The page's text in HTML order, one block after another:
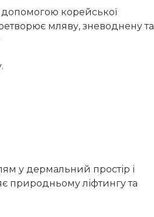
допомогою корейської
мляву, зневоднену та
у дермальний простір і
природньому ліфтингу та